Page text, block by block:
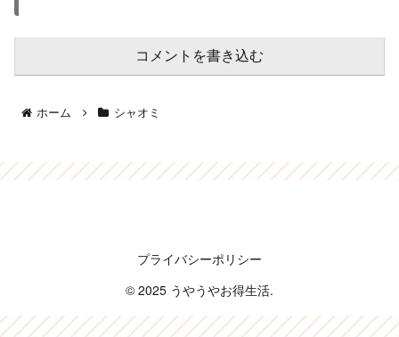
コメントを書き込む
ホーム シャオミ
プライバシーポリシー
© 2025 うやうやお得生活.